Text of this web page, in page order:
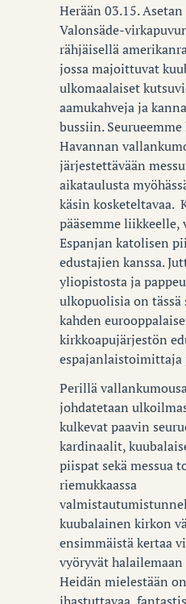
Herään 03.15.
Valonsäde-
rähjäisellä
jossa majoittuvat
ulkomaalaiset
aamukahveja ja
bussiin.
Havannan
järjestettävään
aikataulusta
käsin kosketeltavaa.
pääsemme liikkeelle,
Espanjan katolisen
edustajien kanssa.
yliopistosta ja
ulkopuolisia on tässä
kahden
kirkkoapujärjestön
espajanlaistoimittaja
Perillä
johdatetaan
kulkevat paavin
kardinaalit,
piispat sekä messua
riemukkaassa
kuubalainen kirkon
ensimmäistä kertaa
vyöryvät
Heidän mielestään